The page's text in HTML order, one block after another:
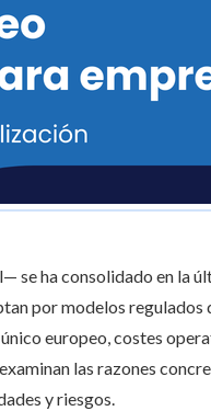
se ha consolidado en la
por modelos
europeo, costes
las razones
y riesgos.